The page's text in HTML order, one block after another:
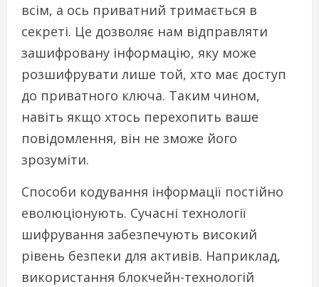
всім, а ось приватний тримається в
секреті. Це дозволяє нам відправляти
зашифровану інформацію, яку може
розшифрувати лише той, хто має доступ
до приватного ключа. Таким чином,
навіть якщо хтось перехопить ваше
повідомлення, він не зможе його
зрозуміти.
Способи кодування інформації постійно
еволюціонують. Сучасні технології
шифрування забезпечують високий
рівень безпеки для активів. Наприклад,
використання блокчейн-технологій